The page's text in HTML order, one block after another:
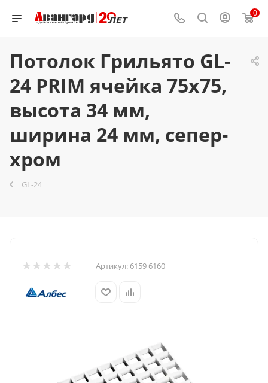
0
Потолок Грильято GL-
24 PRIM ячейка 75x75,
высота 34 мм,
ширина 24 мм, сепер-
хром
GL-24
Артикул: 6159 6160